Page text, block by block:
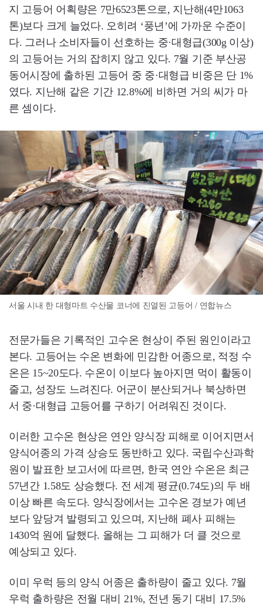
지 고등어 어획량은 7만6523톤으로, 지난해(4만1063
톤)보다 크게 늘었다. 오히려 ‘풍년’에 가까운 수준이
다. 그러나 소비자들이 선호하는 중·대형급(300g 이상)
의 고등어는 거의 잡히지 않고 있다. 7월 기준 부산공
동어시장에 출하된 고등어 중 중·대형급 비중은 단 1%
였다. 지난해 같은 기간 12.8%에 비하면 거의 씨가 마
른 셈이다.
서울 시내 한 대형마트 수산물 코너에 진열된 고등어 / 연합뉴스
전문가들은 기록적인 고수온 현상이 주된 원인이라고
본다. 고등어는 수온 변화에 민감한 어종으로, 적정 수
온은 15~20도다. 수온이 이보다 높아지면 먹이 활동이
줄고, 성장도 느려진다. 어군이 분산되거나 북상하면
서 중·대형급 고등어를 구하기 어려워진 것이다.
이러한 고수온 현상은 연안 양식장 피해로 이어지면서
양식어종의 가격 상승도 동반하고 있다. 국립수산과학
원이 발표한 보고서에 따르면, 한국 연안 수온은 최근
57년간 1.58도 상승했다. 전 세계 평균(0.74도)의 두 배
이상 빠른 속도다. 양식장에서는 고수온 경보가 예년
보다 앞당겨 발령되고 있으며, 지난해 폐사 피해는
1430억 원에 달했다. 올해는 그 피해가 더 클 것으로
예상되고 있다.
이미 우럭 등의 양식 어종은 출하량이 줄고 있다. 7월
우럭 출하량은 전월 대비 21%, 전년 동기 대비 17.5%